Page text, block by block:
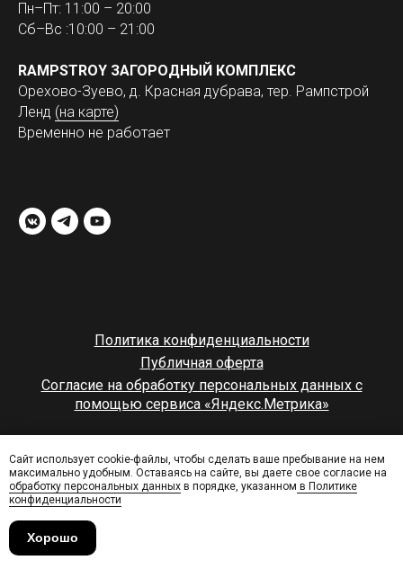
Сайт использует cookie-файлы, чтобы сделать ваше пребывание на нем
максимально удобным. Оставаясь на сайте, вы даете свое согласие на
обработку персональных данных в порядке, указанном в Политике
конфиденциальности
Хорошо
Пн–Пт: 11:00 – 20:00
Сб–Вс :10:00 – 21:00
RAMPSTROY ЗАГОРОДНЫЙ КОМПЛЕКС
Орехово-Зуево, д. Красная дубрава, тер. Рампстрой
Ленд (на карте)
Временно не работает
Политика конфиденциальности
Публичная оферта
Согласие на обработку персональных данных с
помощью сервиса «Яндекс.Метрика»
наверх